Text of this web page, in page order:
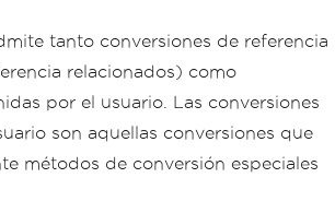
tanto conversiones de referencia
relacionados) como
por el usuario. Las conversiones
son aquellas conversiones que
métodos de conversión especiales